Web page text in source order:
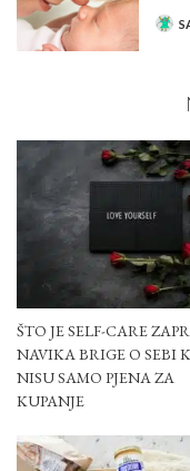
ŠTO JE SELF-CARE
NAVIKA BRIGE O SEBI
NISU SAMO PJENA ZA
KUPANJE